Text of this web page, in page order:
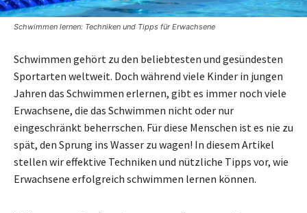
Schwimmen lernen: Techniken und Tipps für Erwachsene
Schwimmen gehört zu den beliebtesten und gesündesten
Sportarten weltweit. Doch während viele Kinder in jungen
Jahren das Schwimmen erlernen, gibt es immer noch viele
Erwachsene, die das Schwimmen nicht oder nur
eingeschränkt beherrschen. Für diese Menschen ist es nie zu
spät, den Sprung ins Wasser zu wagen! In diesem Artikel
stellen wir effektive Techniken und nützliche Tipps vor, wie
Erwachsene erfolgreich schwimmen lernen können.